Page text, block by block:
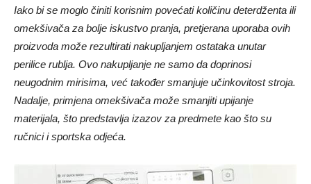
Iako bi se moglo činiti korisnim povećati količinu deterdženta ili
omekšivača za bolje iskustvo pranja, pretjerana uporaba ovih
proizvoda može rezultirati nakupljanjem ostataka unutar
perilice rublja. Ovo nakupljanje ne samo da doprinosi
neugodnim mirisima, već također smanjuje učinkovitost stroja.
Nadalje, primjena omekšivača može smanjiti upijanje
materijala, što predstavlja izazov za predmete kao što su
ručnici i sportska odjeća.